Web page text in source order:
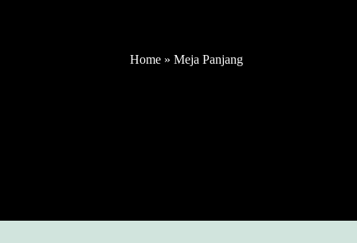
Home » Meja Panjang